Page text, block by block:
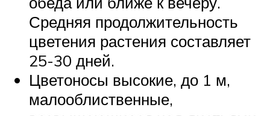
Средняя продолжительность
цветения растения составляет
25-30 дней.
Цветоносы высокие, до 1 м,
малооблиственные,